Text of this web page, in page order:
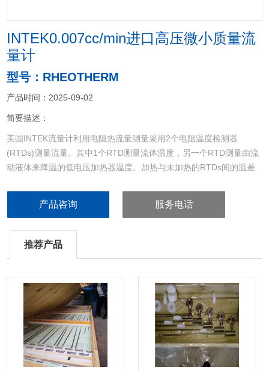
INTEK0.007cc/min进口高压微小质量流
量计
型号：RHEOTHERM
产品时间：2025-09-02
简要描述：
美国INTEK流量计利用电阻热流量测量采用2个电阻温度检测器
(RTDs)测量流量。其中1个RTD测量流体温度，另一个RTD测量由流
动液体来降温的低电压加热器温度。加热与未加热的RTDs间的温差
流体。该流量计甚至已经被用于测量几乎所有的液体，从液化气体到
产品咨询 服务电话
推荐产品